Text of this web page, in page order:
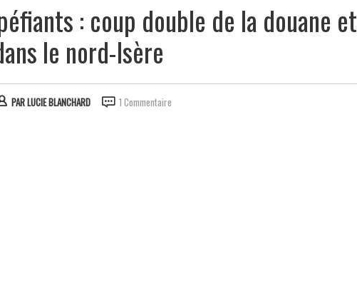
: coup double de la douane et
le nord-Isère
PARLUCIE BLANCHARD 1 Commentaire